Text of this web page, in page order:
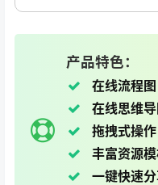
产品特色：
在线流程图
在线思维
拖拽式操作
丰富资源
一键快速